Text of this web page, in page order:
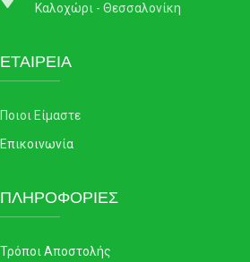
Καλοχώρι - Θεσσαλονίκη
ΕΤΑΙΡΕΙΑ
Ποιοι Είμαστε
Επικοινωνία
ΠΛΗΡΟΦΟΡΙΕΣ
Τρόποι Αποστολής